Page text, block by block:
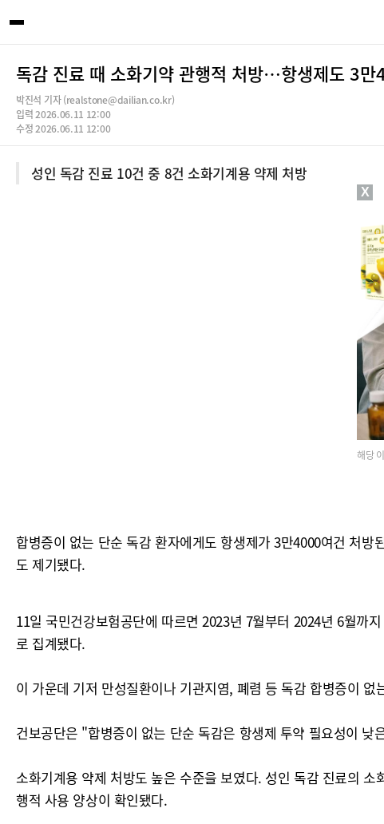
독감 진료 때 소화기약 관행적 처방…항생제도 3
박진석 기자 (realstone@dailian.co.kr)
입력 2026.06.11 12:00
수정 2026.06.11 12:00
성인 독감 진료 10건 중 8건 소화기계용 약제 처방
해당
합병증이 없는 단순 독감 환자에게도 항생제가 3만4000여건 처
도 제기됐다.
11일 국민건강보험공단에 따르면 2023년 7월부터 2024년 6월까
로 집계됐다.
이 가운데 기저 만성질환이나 기관지염, 폐렴 등 독감 합병증이
건보공단은 "합병증이 없는 단순 독감은 항생제 투약 필요성이
소화기계용 약제 처방도 높은 수준을 보였다. 성인 독감 진료의
행적 사용 양상이 확인됐다.
X